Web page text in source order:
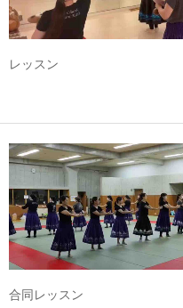
レッスン
合同レッスン